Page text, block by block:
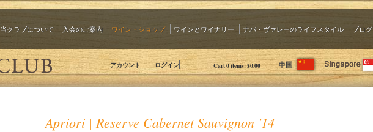
当クラブについて 入会のご案内 ワイン・ショップ ワインとワイナリー ナパ・ヴァレーのライフスタイル ブログ
Cart0items:$0.00
アカウント ログイン
The 90 Plus Wine Club Jp
Apriori | Reserve Cabernet Sauvignon '14